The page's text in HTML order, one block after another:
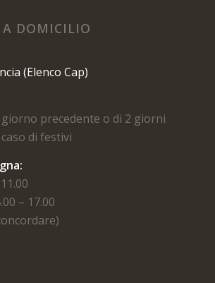
A DOMICILIO
(Elenco Cap)
giorno precedente o di 2 giorni
di festivi
– 17.00